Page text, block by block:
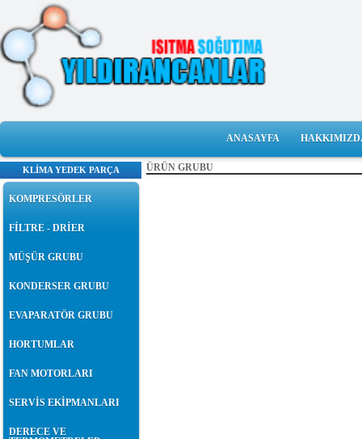
ANASAYFA
KLİMA YEDEK PARÇA
KOMPRESÖRLER
FİLTRE - DRİER
MÜŞÜR GRUBU
KONDERSER GRUBU
EVAPARATÖR GRUBU
HORTUMLAR
FAN MOTORLARI
SERVİS EKİPMANLARI
DERECE VE
ÜRÜN GRUBU